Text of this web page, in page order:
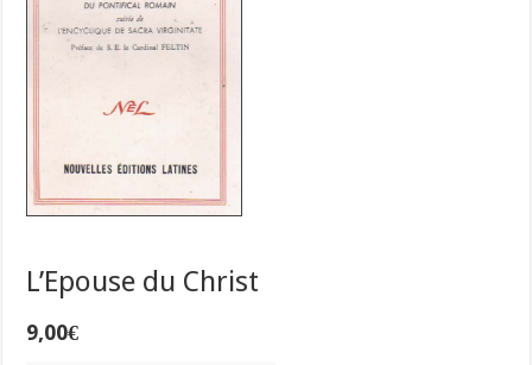
L’Epouse du Christ
9,00€